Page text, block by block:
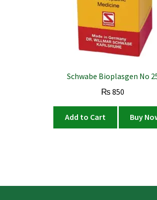
Schwabe Bioplasgen No
₨ 850
Add to Cart Buy